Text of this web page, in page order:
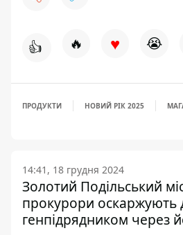
👍 🔥 ♥ 😭
ПРОДУКТИ НОВИЙ РІК 2025
14:41, 18 грудня 2024
Золотий Подільський
прокурори оскаржують
генпідрядником через